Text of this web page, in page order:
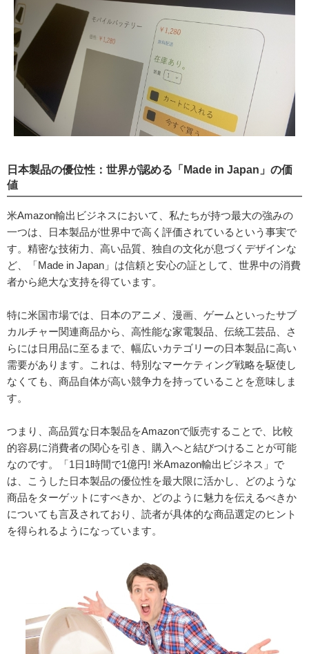
日本製品の優位性：世界が認める「Made in Japan」の価
値
米Amazon輸出ビジネスにおいて、私たちが持つ最大の強みの
一つは、日本製品が世界中で高く評価されているという事実で
す。精密な技術力、高い品質、独自の文化が息づくデザインな
ど、「Made in Japan」は信頼と安心の証として、世界中の消費
者から絶大な支持を得ています。
特に米国市場では、日本のアニメ、漫画、ゲームといったサブ
カルチャー関連商品から、高性能な家電製品、伝統工芸品、さ
らには日用品に至るまで、幅広いカテゴリーの日本製品に高い
需要があります。これは、特別なマーケティング戦略を駆使し
なくても、商品自体が高い競争力を持っていることを意味しま
す。
つまり、高品質な日本製品をAmazonで販売することで、比較
的容易に消費者の関心を引き、購入へと結びつけることが可能
なのです。「1日1時間で1億円! 米Amazon輸出ビジネス」で
は、こうした日本製品の優位性を最大限に活かし、どのような
商品をターゲットにすべきか、どのように魅力を伝えるべきか
についても言及されており、読者が具体的な商品選定のヒント
を得られるようになっています。